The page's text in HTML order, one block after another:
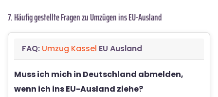
7. Häufig gestellte Fragen zu Umzügen ins EU-Ausland
FAQ: Umzug Kassel EU Ausland
Muss ich mich in Deutschland abmelden,
wenn ich ins EU-Ausland ziehe?